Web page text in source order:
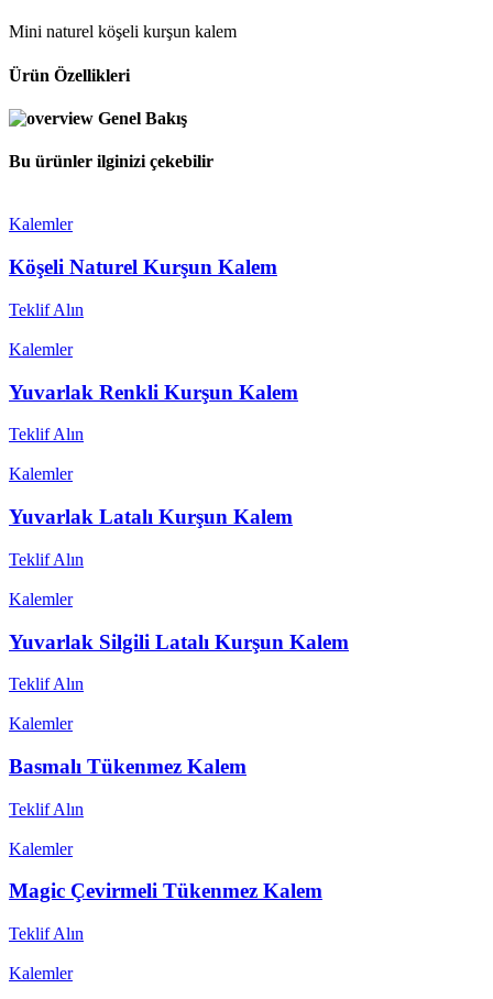
Mini naturel köşeli kurşun kalem
Ürün Özellikleri
Genel Bakış
Bu ürünler ilginizi çekebilir
Kalemler
Köşeli Naturel Kurşun Kalem
Teklif Alın
Kalemler
Yuvarlak Renkli Kurşun Kalem
Teklif Alın
Kalemler
Yuvarlak Latalı Kurşun Kalem
Teklif Alın
Kalemler
Yuvarlak Silgili Latalı Kurşun Kalem
Teklif Alın
Kalemler
Basmalı Tükenmez Kalem
Teklif Alın
Kalemler
Magic Çevirmeli Tükenmez Kalem
Teklif Alın
Kalemler